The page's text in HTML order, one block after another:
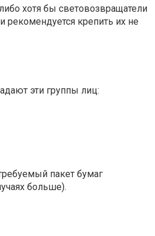
хотя бы световозвращатели
рекомендуется крепить их не
эти группы лиц:
пакет бумаг
больше).